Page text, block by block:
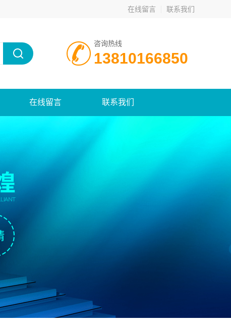
在线留言 联系我们
咨询热线
13810166850
在线留言 联系我们